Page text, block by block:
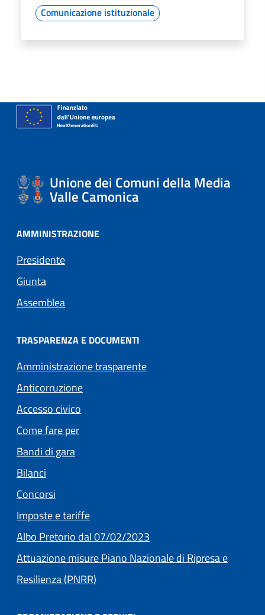
Comunicazione istituzionale
Unione dei Comuni della Media
Valle Camonica
AMMINISTRAZIONE
Presidente
Giunta
Assemblea
TRASPARENZA E DOCUMENTI
Amministrazione trasparente
Anticorruzione
Accesso civico
Come fare per
Bandi di gara
Bilanci
Concorsi
Imposte e tariffe
Albo Pretorio dal 07/02/2023
Attuazione misure Piano Nazionale di Ripresa e
Resilienza (PNRR)